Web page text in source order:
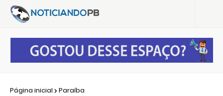
Página inicial Paraíba